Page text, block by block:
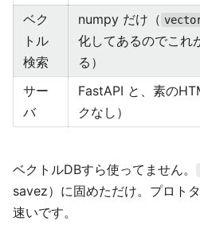
ベク
トル
検索
numpy だけ（
化してあるのでこれ
る）
サー
バ
FastAPI と、素の
クなし）
ベクトルDBすら使ってません。
savez）に固めただけ。プロト
速いです。